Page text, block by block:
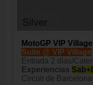
MotoGP VIP Village
Suite @ VIP Village
Entrada 2 días/
Experiencias
Circuit de